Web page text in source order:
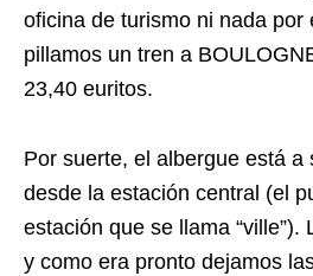
oficina de turismo ni nada por
pillamos un tren a
23,40 euritos.
Por suerte, el albergue está a
desde la estación central (el
estación que se llama “ville”).
y como era pronto dejamos